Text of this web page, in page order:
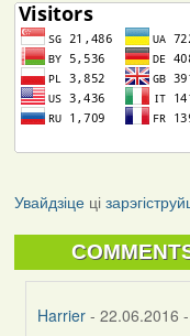
Увайдзіцеці
Harrier - 22.06.2016